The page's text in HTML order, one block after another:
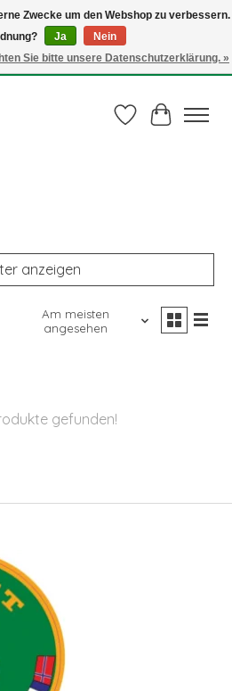
PROOF pannen en bij een bestelling van €
t.w.v. € 10,00 HELEMAAL GRATIS
Wunschzettel
Ihr
anzeigen
Am meisten
angesehen
gefunden!
Zwecke um den Webshop zu verbessern.
Ja
Nein
Sie bitte unsere Datenschutzerklärung. »